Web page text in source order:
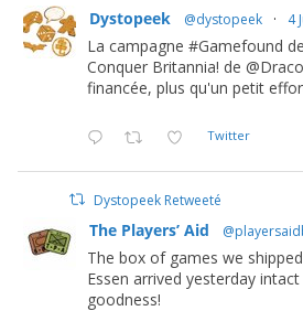
Dystopeek @dystopeek · 4
La campagne #Gamefound
Conquer Britannia! de
financée, plus qu'un petit
Twitter
Dystopeek Retweeté
The Players’ Aid
The box of games we
Essen arrived yesterday
goodness!